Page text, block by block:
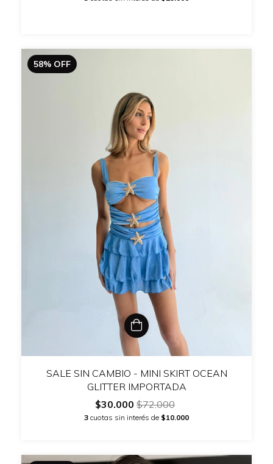
58% OFF
SALE SIN CAMBIO - MINI SKIRT OCEAN
GLITTER IMPORTADA
$30.000 $72.000
3 cuotas sin interés de $10.000